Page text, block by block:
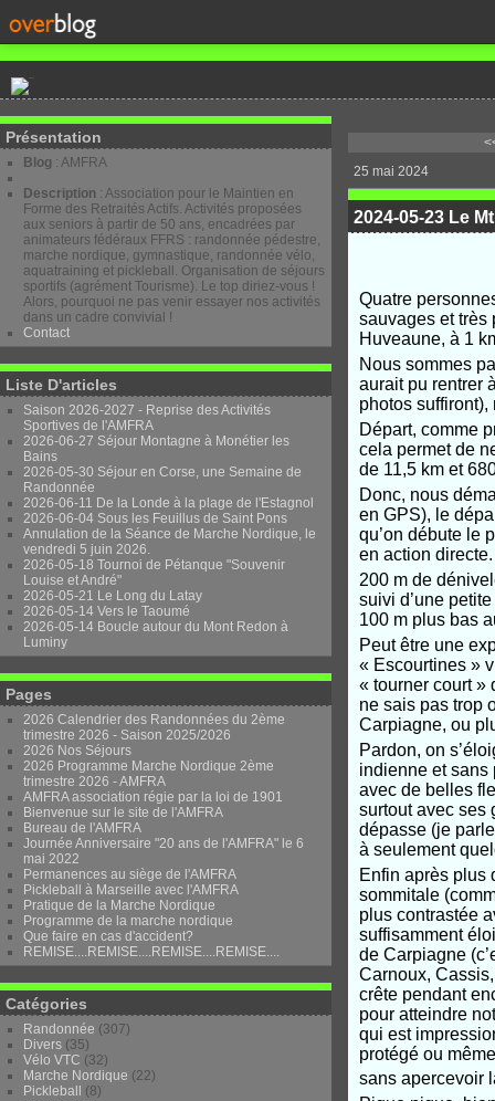
Présentation
Blog : AMFRA
Description : Association pour le Maintien en
Forme des Retraités Actifs. Activités proposées
aux seniors à partir de 50 ans, encadrées par
animateurs fédéraux FFRS : randonnée pédestre,
marche nordique, gymnastique, randonnée vélo,
aquatraining et pickleball. Organisation de séjours
sportifs (agrément Tourisme). Le top diriez-vous !
Alors, pourquoi ne pas venir essayer nos activités
dans un cadre convivial !
Contact
Liste D'articles
Saison 2026-2027 - Reprise des Activités
Sportives de l'AMFRA
2026-06-27 Séjour Montagne à Monétier les
Bains
2026-05-30 Séjour en Corse, une Semaine de
Randonnée
2026-06-11 De la Londe à la plage de l'Estagnol
2026-06-04 Sous les Feuillus de Saint Pons
Annulation de la Séance de Marche Nordique, le
vendredi 5 juin 2026.
2026-05-18 Tournoi de Pétanque "Souvenir
Louise et André"
2026-05-21 Le Long du Latay
2026-05-14 Vers le Taoumé
2026-05-14 Boucle autour du Mont Redon à
Luminy
Pages
2026 Calendrier des Randonnées du 2ème
trimestre 2026 - Saison 2025/2026
2026 Nos Séjours
2026 Programme Marche Nordique 2ème
trimestre 2026 - AMFRA
AMFRA association régie par la loi de 1901
Bienvenue sur le site de l'AMFRA
Bureau de l'AMFRA
Journée Anniversaire "20 ans de l'AMFRA" le 6
mai 2022
Permanences au siège de l'AMFRA
Pickleball à Marseille avec l'AMFRA
Pratique de la Marche Nordique
Programme de la marche nordique
Que faire en cas d'accident?
REMISE....REMISE....REMISE....REMISE....
Catégories
Randonnée (307)
Divers (35)
Vélo VTC (32)
Marche Nordique (22)
Pickleball
(8)
25 mai 2024
2024-05-23 Le
Quatre
sauvages et très
Huveaune, à 1
Nous sommes
aurait pu rentrer
photos suffiront),
Départ, comme
cela permet de
de 11,5 km et
Donc, nous
en GPS), le
qu’on débute le
en action directe.
200 m de
suivi d’une
100 m plus bas
Peut être une
« Escourtines »
« tourner court »
ne sais pas trop
Carpiagne, ou
Pardon, on
indienne et sans
avec de belles
surtout avec ses
dépasse (je
à seulement
Enfin après plus
sommitale
plus contrastée
suffisamment
de Carpiagne
Carnoux,
crête pendant
pour atteindre
qui est
protégé ou
sans apercevoir